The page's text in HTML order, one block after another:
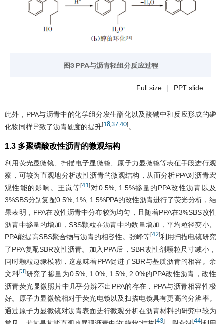
图3 PPA与沥青轻组分反应过程
Full size | PPT slide
此外，PPA与沥青中的化学组分发生酯化以及酸碱中和反应形成的磷
化物同样导致了沥青硬度的提升[18 37 40] 。
1.3 多聚磷酸改性沥青的微观结构
利用荧光显微镜、扫描电子显微镜、原子力显微镜等表征手段进行观
察，可较为直观地分析改性沥青的微观结构，从而分析PPA对沥青宏
观性能的影响。王岚等[41] 对0.5%, 1.5%掺量的PPA改性沥青以及
3%SBS分别复配0.5%, 1%, 1.5%PPA的改性沥青进行了荧光分析，结
果表明，PPA在改性沥青中分布较为均匀，且随着PPA在3%SBS改性
沥青中掺量的增加，SBS颗粒在沥青中的数量增加，平均粒径变小。
PPA能提高SBS聚合物与沥青的相容性。张峰等[42]利用扫描电镜研究
了PPA复配SBR改性沥青。加入PPA后，SBR改性剂颗粒尺寸减小，
同时颗粒边缘模糊，这意味着PPA促进了SBR与基质沥青的相容。余
文科[3]研究了掺量为0.5%, 1.0%, 1.5%, 2.0%的PPA改性沥青，改性
沥青荧光显微照片中几乎分辨不出PPA的存在，PPA与沥青相容性极
好。原子力显微镜相对于荧光电镜以及扫描电镜具有更高的分辨率。
通过原子力显微镜对沥青表面进行微观分析在沥青材料的研究中较为
[43] [44]